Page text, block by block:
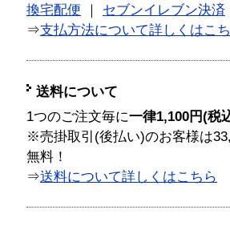
換宅配便
セブンイレブン決済
⇒支払方法について詳しくはこ
送料について
1つのご注文毎に一律1,100円(税
※売掛取引(後払い)のお客様は
無料！
⇒送料について詳しくはこちら